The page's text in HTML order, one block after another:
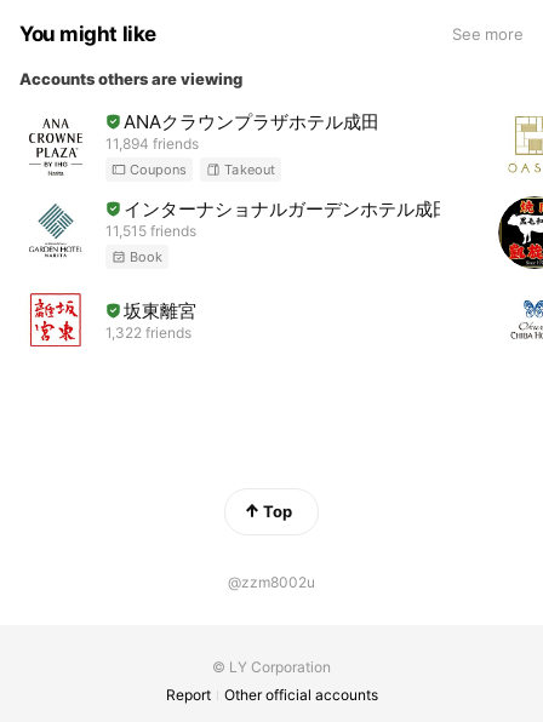
You might like See more
Accounts others are viewing
ANAクラウンプラザホテル成田
11,894 friends
Coupons Takeout
インターナショナルガーデンホテル成田
11,515 friends
Book
坂東離宮
1,322 friends
Top
@zzm8002u
© LY Corporation
Report
Other official accounts